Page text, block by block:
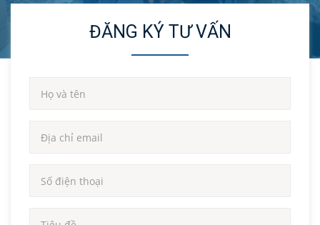
ĐĂNG KÝ TƯ VẤN